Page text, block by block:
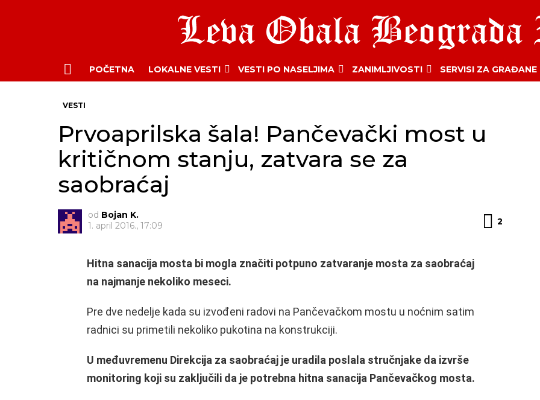
Menu
POČETNA LOKALNE VESTI VESTI PO NASELJIMA ZANIMLJIVOSTI SERVISI ZA GRAĐANE
VESTI
Prvoaprilska šala! Pančevački most u
kritičnom stanju, zatvara se za
saobraćaj
od Bojan K.
1. april 2016., 17:09
2
Hitna sanacija mosta bi mogla značiti potpuno zatvaranje mosta za saobraćaj
na najmanje nekoliko meseci.
Pre dve nedelje kada su izvođeni radovi na Pančevačkom mostu u noćnim satim
radnici su primetili nekoliko pukotina na konstrukciji.
U međuvremenu Direkcija za saobraćaj je uradila poslala stručnjake da izvrše
monitoring koji su zaključili da je potrebna hitna sanacija Pančevačkog mosta.